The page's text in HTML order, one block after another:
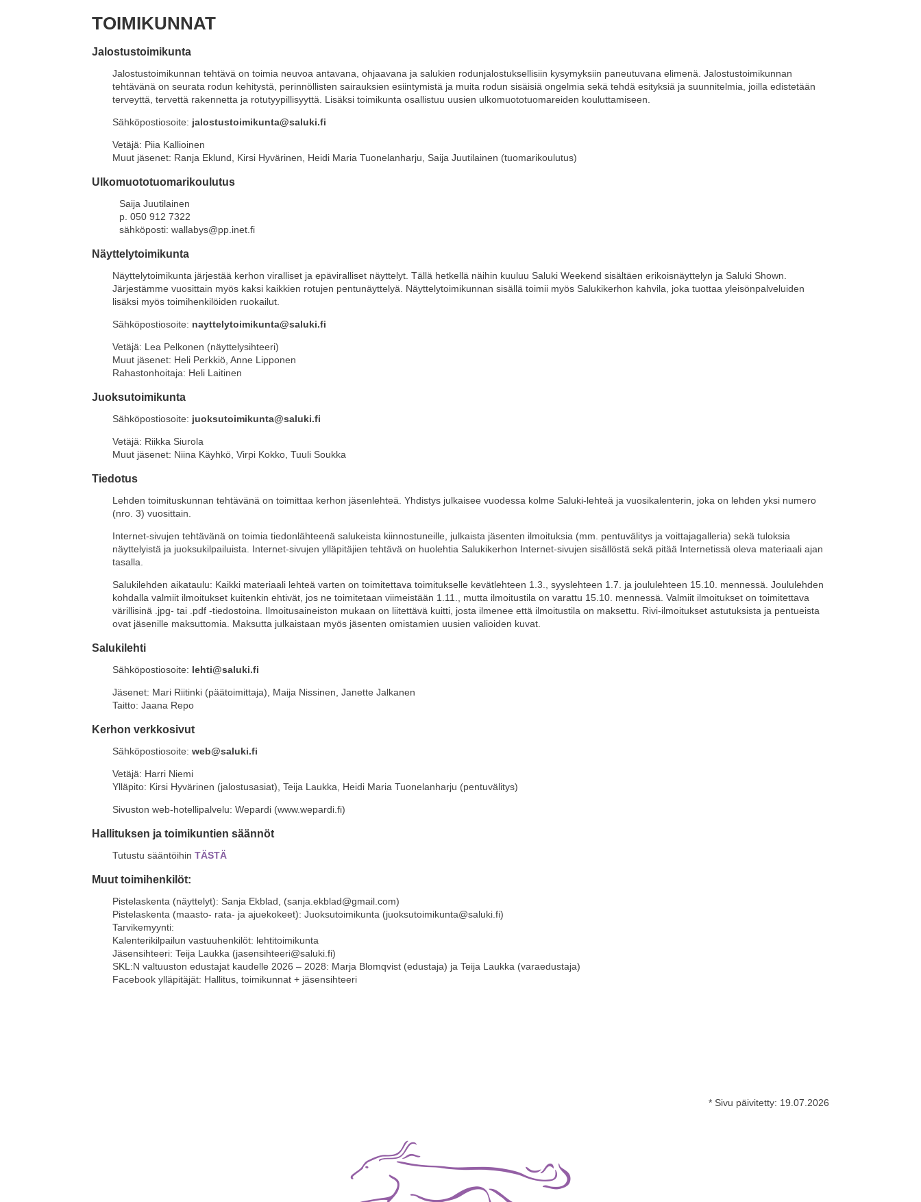
TOIMIKUNNAT
Jalostustoimikunta
Jalostustoimikunnan tehtävä on toimia neuvoa antavana, ohjaavana ja salukien rodunjalostuksellisiin kysymyksiin paneutuvana elimenä. Jalostustoimikunnan
tehtävänä on seurata rodun kehitystä, perinnöllisten sairauksien esiintymistä ja muita rodun sisäisiä ongelmia sekä tehdä esityksiä ja suunnitelmia, joilla edistetään
terveyttä, tervettä rakennetta ja rotutyypillisyyttä. Lisäksi toimikunta osallistuu uusien ulkomuototuomareiden kouluttamiseen.
Sähköpostiosoite: jalostustoimikunta@saluki.fi
Vetäjä: Piia Kallioinen
Muut jäsenet: Ranja Eklund, Kirsi Hyvärinen, Heidi Maria Tuonelanharju, Saija Juutilainen (tuomarikoulutus)
Ulkomuototuomarikoulutus
Saija Juutilainen
p. 050 912 7322
sähköposti: wallabys@pp.inet.fi
Näyttelytoimikunta
Näyttelytoimikunta järjestää kerhon viralliset ja epäviralliset näyttelyt. Tällä hetkellä näihin kuuluu Saluki Weekend sisältäen erikoisnäyttelyn ja Saluki Shown.
Järjestämme vuosittain myös kaksi kaikkien rotujen pentunäyttelyä. Näyttelytoimikunnan sisällä toimii myös Salukikerhon kahvila, joka tuottaa yleisönpalveluiden
lisäksi myös toimihenkilöiden ruokailut.
Sähköpostiosoite: nayttelytoimikunta@saluki.fi
Vetäjä: Lea Pelkonen (näyttelysihteeri)
Muut jäsenet: Heli Perkkiö, Anne Lipponen
Rahastonhoitaja: Heli Laitinen
Juoksutoimikunta
Sähköpostiosoite: juoksutoimikunta@saluki.fi
Vetäjä: Riikka Siurola
Muut jäsenet: Niina Käyhkö, Virpi Kokko, Tuuli Soukka
Tiedotus
Lehden toimituskunnan tehtävänä on toimittaa kerhon jäsenlehteä. Yhdistys julkaisee vuodessa kolme Saluki-lehteä ja vuosikalenterin, joka on lehden yksi numero
(nro. 3) vuosittain.
Internet-sivujen tehtävänä on toimia tiedonlähteenä salukeista kiinnostuneille, julkaista jäsenten ilmoituksia (mm. pentuvälitys ja voittajagalleria) sekä tuloksia
näyttelyistä ja juoksukilpailuista. Internet-sivujen ylläpitäjien tehtävä on huolehtia Salukikerhon Internet-sivujen sisällöstä sekä pitää Internetissä oleva materiaali ajan
tasalla.
Salukilehden aikataulu: Kaikki materiaali lehteä varten on toimitettava toimitukselle kevätlehteen 1.3., syyslehteen 1.7. ja joululehteen 15.10. mennessä. Joululehden
kohdalla valmiit ilmoitukset kuitenkin ehtivät, jos ne toimitetaan viimeistään 1.11., mutta ilmoitustila on varattu 15.10. mennessä. Valmiit ilmoitukset on toimitettava
värillisinä .jpg- tai .pdf -tiedostoina. Ilmoitusaineiston mukaan on liitettävä kuitti, josta ilmenee että ilmoitustila on maksettu. Rivi-ilmoitukset astutuksista ja pentueista
ovat jäsenille maksuttomia. Maksutta julkaistaan myös jäsenten omistamien uusien valioiden kuvat.
Salukilehti
Sähköpostiosoite: lehti@saluki.fi
Jäsenet: Mari Riitinki (päätoimittaja), Maija Nissinen, Janette Jalkanen
Taitto: Jaana Repo
Kerhon verkkosivut
Sähköpostiosoite:web@saluki.fi
Vetäjä: Harri Niemi
Ylläpito: Kirsi Hyvärinen (jalostusasiat), Teija Laukka, Heidi Maria Tuonelanharju (pentuvälitys)
Sivuston web-hotellipalvelu: Wepardi (www.wepardi.fi)
Hallituksen ja toimikuntien säännöt
Tutustu sääntöihinTÄSTÄ
Muut toimihenkilöt:
Pistelaskenta (näyttelyt): Sanja Ekblad, (sanja.ekblad@gmail.com)
Pistelaskenta (maasto- rata- ja ajuekokeet): Juoksutoimikunta (juoksutoimikunta@saluki.fi)
Tarvikemyynti:
Kalenterikilpailun vastuuhenkilöt: lehtitoimikunta
Jäsensihteeri: Teija Laukka (jasensihteeri@saluki.fi)
SKL:N valtuuston edustajat kaudelle 2026 – 2028: Marja Blomqvist (edustaja) ja Teija Laukka (varaedustaja)
Facebook ylläpitäjät: Hallitus, toimikunnat + jäsensihteeri
* Sivu päivitetty: 19.07.2026